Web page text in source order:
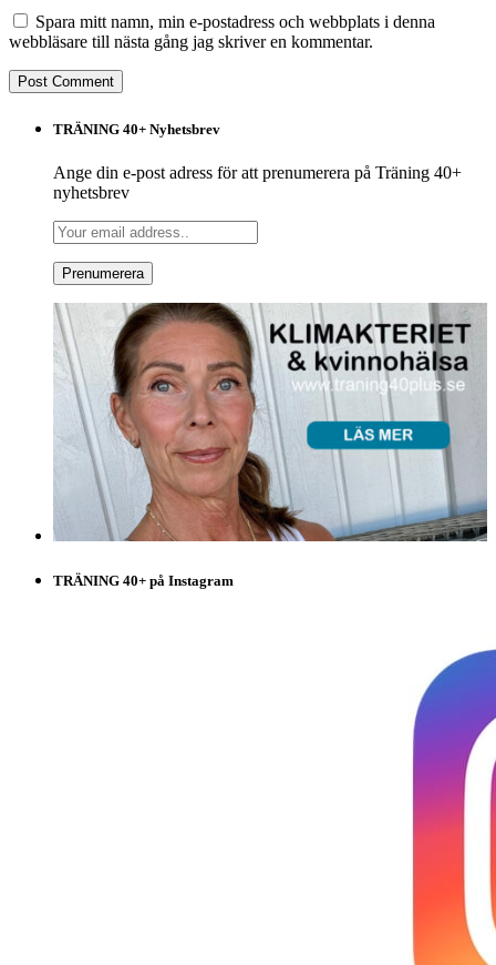
Spara mitt namn, min e-postadress och webbplats i denna
webbläsare till nästa gång jag skriver en kommentar.
TRÄNING 40+ Nyhetsbrev
Ange din e-post adress för att prenumerera på Träning 40+
nyhetsbrev
TRÄNING 40+ på Instagram